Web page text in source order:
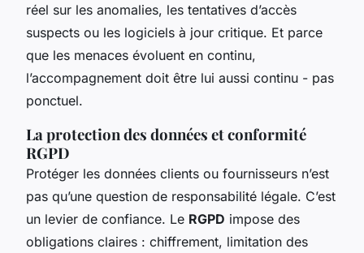
réel sur les anomalies, les tentatives d’accès
suspects ou les logiciels à jour critique. Et parce
que les menaces évoluent en continu,
l’accompagnement doit être lui aussi continu - pas
ponctuel.
La protection des données et conformité
RGPD
Protéger les données clients ou fournisseurs n’est
pas qu’une question de responsabilité légale. C’est
un levier de confiance. Le RGPD impose des
obligations claires : chiffrement, limitation des